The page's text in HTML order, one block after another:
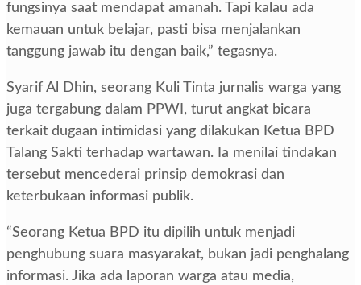
fungsinya saat mendapat amanah. Tapi kalau ada
kemauan untuk belajar, pasti bisa menjalankan
tanggung jawab itu dengan baik,” tegasnya.
Syarif Al Dhin, seorang Kuli Tinta jurnalis warga yang
juga tergabung dalam PPWI, turut angkat bicara
terkait dugaan intimidasi yang dilakukan Ketua BPD
Talang Sakti terhadap wartawan. Ia menilai tindakan
tersebut mencederai prinsip demokrasi dan
keterbukaan informasi publik.
“Seorang Ketua BPD itu dipilih untuk menjadi
penghubung suara masyarakat, bukan jadi penghalang
informasi. Jika ada laporan warga atau media,